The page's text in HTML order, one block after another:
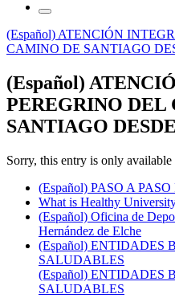
(Español) ATENCIÓN
CAMINO DE SANTIAGO
(Español)
PEREGRINO DEL
SANTIAGO
Sorry, this entry is only available
(Español) PASO A
What is Healthy
(Español) Oficina de
Hernández de Elche
(Español) ENTIDADES
SALUDABLES
(Español) ENTIDADES
SALUDABLES